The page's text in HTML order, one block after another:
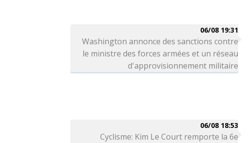
06/08 19:31
Washington annonce des sanctions contre
le ministre des forces armées et un réseau
d'approvisionnement militaire
06/08 18:53
Cyclisme: Kim Le Court remporte la 6e